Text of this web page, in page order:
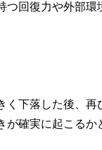
回復力や外部環
下落した後、再
確実に起こるか